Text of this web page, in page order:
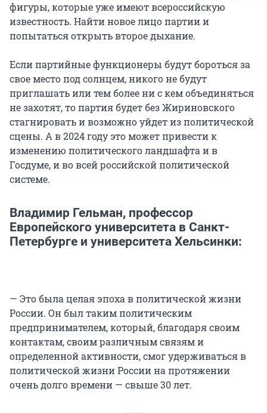
фигуры, которые уже имеют всероссийскую
известность. Найти новое лицо партии и
попытаться открыть второе дыхание.
Если партийные функционеры будут бороться за
свое место под солнцем, никого не будут
приглашать или тем более ни с кем объединяться
не захотят, то партия будет без Жириновского
стагнировать и возможно уйдет из политической
сцены. А в 2024 году это может привести к
изменению политического ландшафта и в
Госдуме, и во всей российской политической
системе.
Владимир Гельман, профессор
Европейского университета в Санкт-
Петербурге и университета Хельсинки:
— Это была целая эпоха в политической жизни
России. Он был таким политическим
предпринимателем, который, благодаря своим
контактам, своим различным связям и
определенной активности, смог удерживаться в
политической жизни России на протяжении
очень долго времени — свыше 30 лет.